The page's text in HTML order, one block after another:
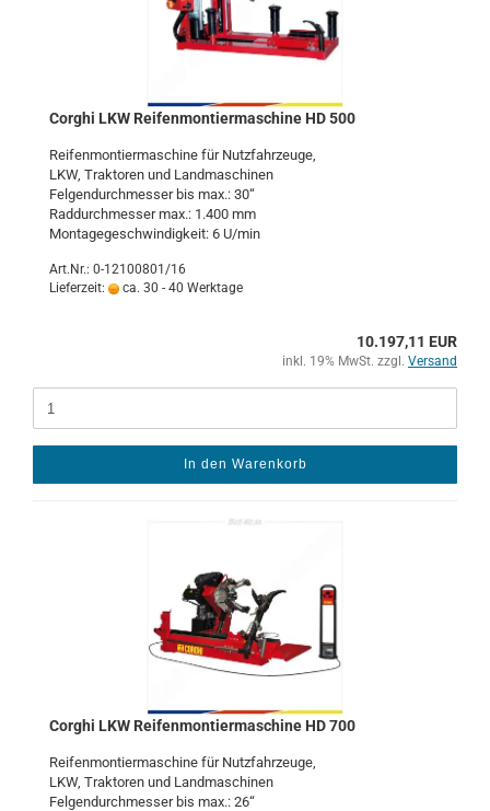
Cor­ghi LKW Rei­fen­mon­tier­ma­schi­ne HD 500
Rei­fen­mon­tier­ma­schi­ne für Nutz­fahr­zeu­ge,
LKW, Trak­to­ren und Land­ma­schi­nen
Fel­gen­durch­mes­ser bis max.: 30“
Rad­durch­mes­ser max.: 1.400 mm
Mon­ta­ge­ge­schwin­dig­keit: 6 U/min
Art.Nr.: 0-12100801/16
Lieferzeit:
ca. 30 - 40 Werktage
10.197,11 EUR
inkl. 19% MwSt. zzgl. Versand
In den Warenkorb
Cor­ghi LKW Rei­fen­mon­tier­ma­schi­ne HD 700
Rei­fen­mon­tier­ma­schi­ne für Nutz­fahr­zeu­ge,
LKW, Trak­to­ren und Land­ma­schi­nen
Fel­gen­durch­mes­ser bis max.: 26“